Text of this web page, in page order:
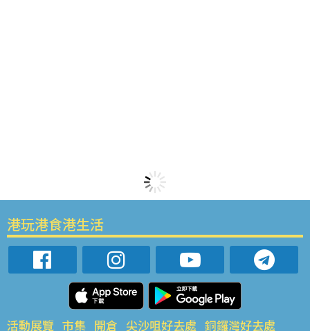
港玩港食港生活
活動展覽 市集 開倉 尖沙咀好去處 銅鑼灣好去處